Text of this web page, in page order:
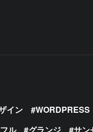
イン WORDPRESS